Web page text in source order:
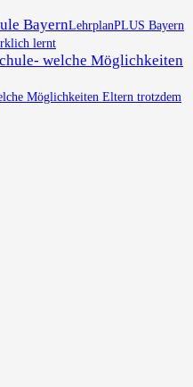
LehrplanPLUS Bayern
lernt
Möglichkeiten Eltern trotzdem